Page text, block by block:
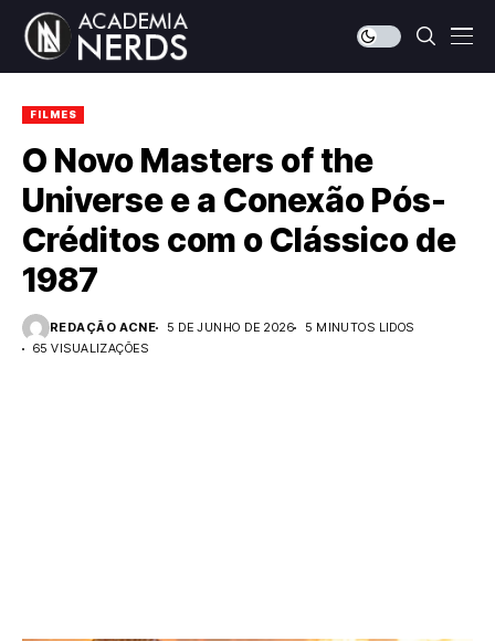
FILMES
O Novo Masters of the
Universe e a Conexão Pós-
Créditos com o Clássico de
1987
REDAÇÃO ACNE 5 DE JUNHO DE 2026
5 MINUTOS LIDOS
65 VISUALIZAÇÕES